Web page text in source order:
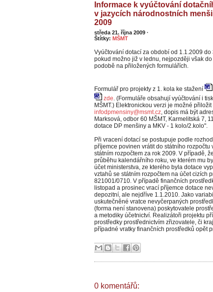
Informace k vyúčtování
v jazycích národnostních
2009
středa 21. října 2009 ·
Štítky: MŠMT
Vyúčtování dotací za období od 1.1.2009
pokud možno již v lednu, nejpozději však
podobě na přiložených formulářích.
Formulář pro projekty z 1. kola ke stažení
zde. (Formuláře obsahují vyúčtování i
MŠMT.) Elektronickou verzi je možné
infodpmensiny@msmt.cz, dopis má být
Marksová, odbor 60 MŠMT, Karmelitská 7,
dotace DP menšiny a MKV - 1 kolo/2.kolo".
Při vracení dotací se postupuje podle
příjemce povinen vrátit do státního
státním rozpočtem za rok 2009. V případě,
průběhu kalendářního roku, ve kterém mu
účet ministerstva, ze kterého byla dotace
vztahů se státním rozpočtem na účet cizích
821001/0710. V případě finančních
listopad a prosinec vrací příjemce dotace
depozitní, ale nejdříve 1.1.2010. Jako
uskutečněné vratce nevyčerpaných
(forma není stanovena) poskytovatele
a metodiky účetnictví. Realizátoři projektu
prostředky prostřednictvím zřizovatele, či
případné vratky finančních prostředků opět
0 komentářů: